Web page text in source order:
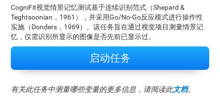
CogniFit视觉情景记忆测试基于连续识别范式（Shepard &
Teghtsoonian，1961），并采用Go/No-Go反应模式进行操作性
实施（Donders，1969）。该任务旨在通过视觉项目测量情景记
忆，仅需识别所显示的图像是否先前已显示过。
启动任务
有关此任务中测量哪些变量的更多信息，请阅读此文档。